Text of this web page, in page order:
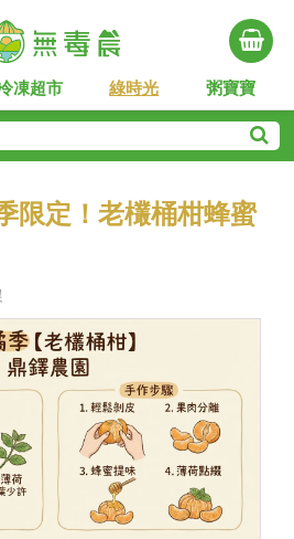
凍超市 綠時光 粥寶寶
限定！老欉桶柑蜂蜜